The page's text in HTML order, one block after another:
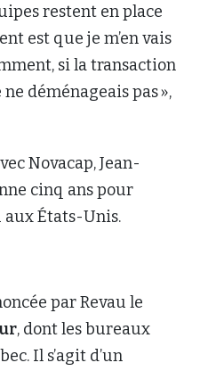
restent en place
est que je m’en vais
si la transaction
déménageais pas »,
Novacap, Jean-
cinq ans pour
États-Unis.
par Revau le
, dont les bureaux
Il s’agit d’un